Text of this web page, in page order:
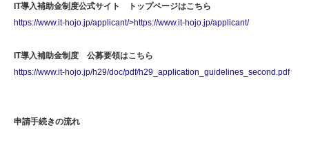
IT導入補助金制度公式サイト トップページはこちら
https://www.it-hojo.jp/applicant/>https://www.it-hojo.jp/applicant/
IT導入補助金制度 公募要領はこちら
https://www.it-hojo.jp/h29/doc/pdf/h29_application_guidelines_second.pdf
申請手続きの流れ